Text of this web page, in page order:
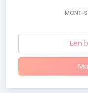
MONT-
Een